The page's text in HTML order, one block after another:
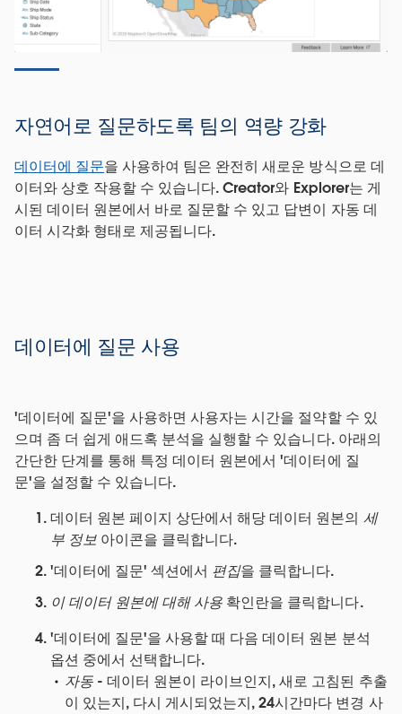
자연어로 질문하도록 팀의 역량 강화
데이터에 질문을 사용하여 팀은 완전히 새로운 방식으로 데
이터와 상호 작용할 수 있습니다. Creator와 Explorer는 게
시된 데이터 원본에서 바로 질문할 수 있고 답변이 자동 데
이터 시각화 형태로 제공됩니다.
데이터에 질문 사용
'데이터에 질문'을 사용하면 사용자는 시간을 절약할 수 있
으며 좀 더 쉽게 애드혹 분석을 실행할 수 있습니다. 아래의
간단한 단계를 통해 특정 데이터 원본에서 '데이터에 질
문'을 설정할 수 있습니다.
데이터 원본 페이지 상단에서 해당 데이터 원본의 세
부 정보 아이콘을 클릭합니다.
'데이터에 질문' 섹션에서 편집을 클릭합니다.
이 데이터 원본에 대해 사용 확인란을 클릭합니다.
'데이터에 질문'을 사용할 때 다음 데이터 원본 분석
옵션 중에서 선택합니다.
자동 - 데이터 원본이 라이브인지, 새로 고침된 추출
이 있는지, 다시 게시되었는지, 24시간마다 변경 사